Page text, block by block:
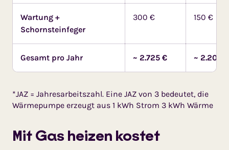
Wartung +
Schornsteinfeger
300 € 150 €
Gesamt pro Jahr ~ 2.725 € ~ 2.200 €
*JAZ = Jahresarbeitszahl. Eine JAZ von 3 bedeutet, die
Wärmepumpe erzeugt aus 1 kWh Strom 3 kWh Wärme
Mit Gas heizen kostet